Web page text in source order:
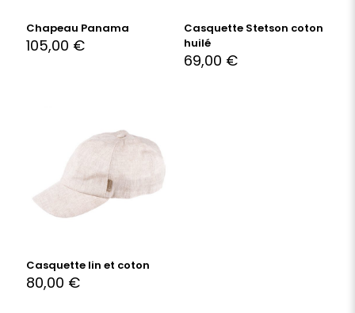
Chapeau Panama
105,00 €
Casquette Stetson coton
huilé
69,00 €
Casquette lin et coton
80,00 €